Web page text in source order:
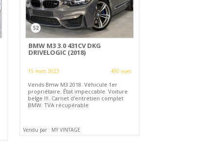
52
BMW M3 3.0 431CV DKG
DRIVELOGIC (2018)
15 mars 2023 490 vues
Vends Bmw M3 2018. Véhicule 1er
propriétaire. État impeccable. Voiture
belge !!!. Carnet d'entretien complet
BMW. TVA récupérable
Vendu par : MY VINTAGE